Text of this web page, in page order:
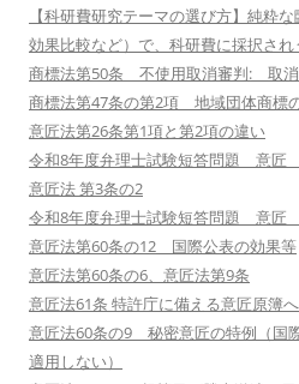
【科研費研究テーマの選び方】純粋
効果比較など）で、科研費に採択され
商標法第50条 不使用取消審判: 取消
商標法第47条の第2項 地域団体商標
意匠法第26条第1項と第2項の違い
令和8年度弁理士試験短答問題 意
意匠法 第3条の2
令和8年度弁理士試験短答問題 意匠
意匠法第60条の12 国際公表の効果等
意匠法第60条の6、意匠法第9条
意匠法61条 特許庁に備える意匠原簿
意匠法60条の9 秘密意匠の特例（国
適用しない）